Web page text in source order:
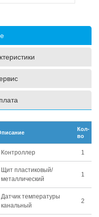
Кол-
во
Контроллер 1
Щит пластиковый/
металлический
1
Датчик температуры
канальный
2